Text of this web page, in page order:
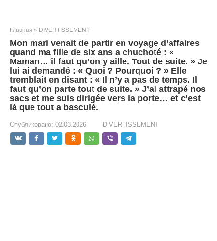
Главная » DIVERTISSEMENT
Mon mari venait de partir en voyage d’affaires
quand ma fille de six ans a chuchoté : «
Maman… il faut qu’on y aille. Tout de suite. » Je
lui ai demandé : « Quoi ? Pourquoi ? » Elle
tremblait en disant : « Il n’y a pas de temps. Il
faut qu’on parte tout de suite. » J’ai attrapé nos
sacs et me suis dirigée vers la porte… et c’est
là que tout a basculé.
Опубликовано: 02.03.2026 DIVERTISSEMENT